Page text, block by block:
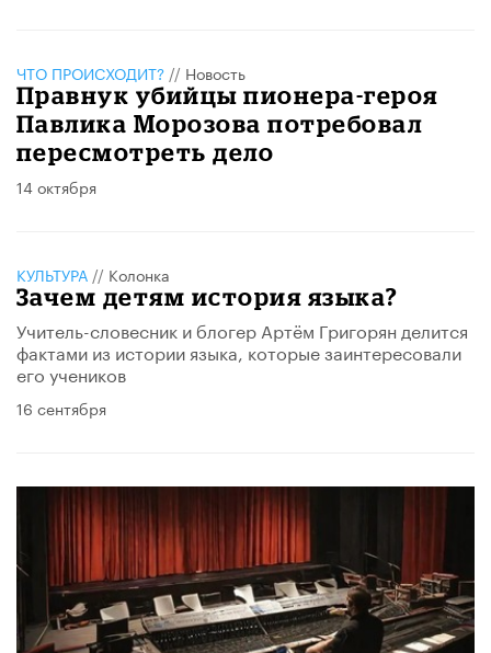
ЧТО ПРОИСХОДИТ? // Новость
Правнук убийцы пионера-героя
Павлика Морозова потребовал
пересмотреть дело
14 октября
КУЛЬТУРА // Колонка
Зачем детям история языка?
Учитель-словесник и блогер Артём Григорян делится
фактами из истории языка, которые заинтересовали
его учеников
16 сентября